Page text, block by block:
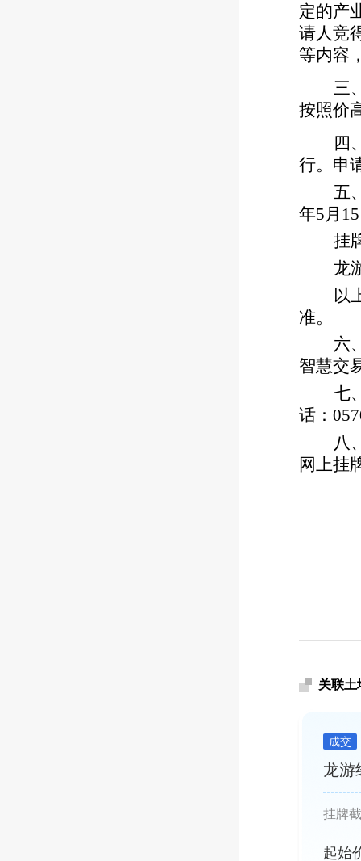
定的产
请人竞
等内容
三
按照价
四
行。申
五
年5月
挂
龙
以
准。
六
智慧交
七
话：
八
网上挂
关联土
成交
龙
挂牌
起始